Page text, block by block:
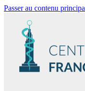
Passer au contenu